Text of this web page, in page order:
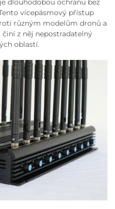
dlouhodobou ochranu bez
vícepásmový přístup
různým modelům dronů a
z něj nepostradatelný
oblastí.